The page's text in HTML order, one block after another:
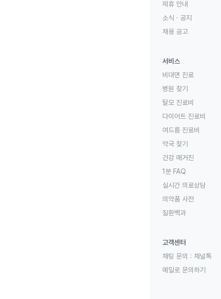
제휴 안내
소식 · 공지
채용 공고
서비스
비대면 진료
병원 찾기
탈모 진료비
다이어트 진료비
여드름 진료비
약국 찾기
건강 매거진
1분 FAQ
실시간 의료상담
의약품 사전
질환백과
고객센터
채팅 문의 : 채널톡
메일로 문의하기